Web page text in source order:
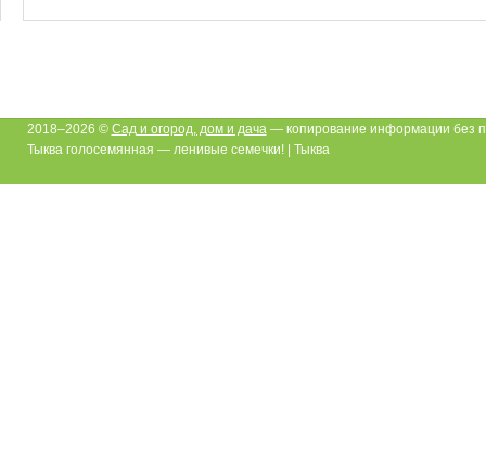
2018–2026 © Сад и огород, дом и дача— копирование информации без
Тыква голосемянная — ленивые семечки! | Тыква